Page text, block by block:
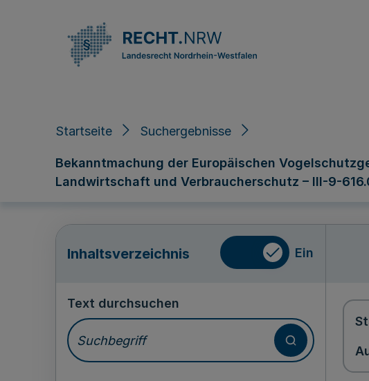
Startseite Suchergebnisse
Bekanntmachung der Europäischen
Landwirtschaft und Verbraucherschutz – III-9-
Inhaltsverzeichnis Ein
Text durchsuchen